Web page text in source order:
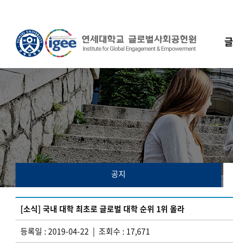
공지
[소식] 국내 대학 최초로 글로벌 대학 순위 1위 올라
등록일 : 2019-04-22 | 조회수 : 17,671